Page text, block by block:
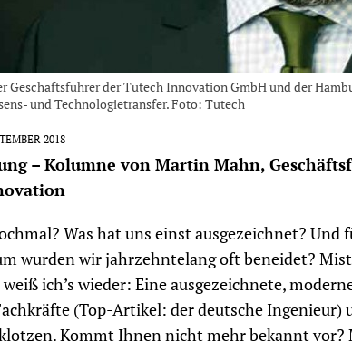
Geschäftsführer der Tutech Innovation GmbH und der
und Technologietransfer. Foto: Tutech
2018
– Kolumne von Martin Mahn,
Was hat uns einst ausgezeichnet?
wurden wir jahrzehntelang oft beneidet?
weiß ich’s wieder: Eine ausgezeichnete,
(Top-Artikel: der deutsche Ingenieur)
Kommt Ihnen nicht mehr bekannt vor?